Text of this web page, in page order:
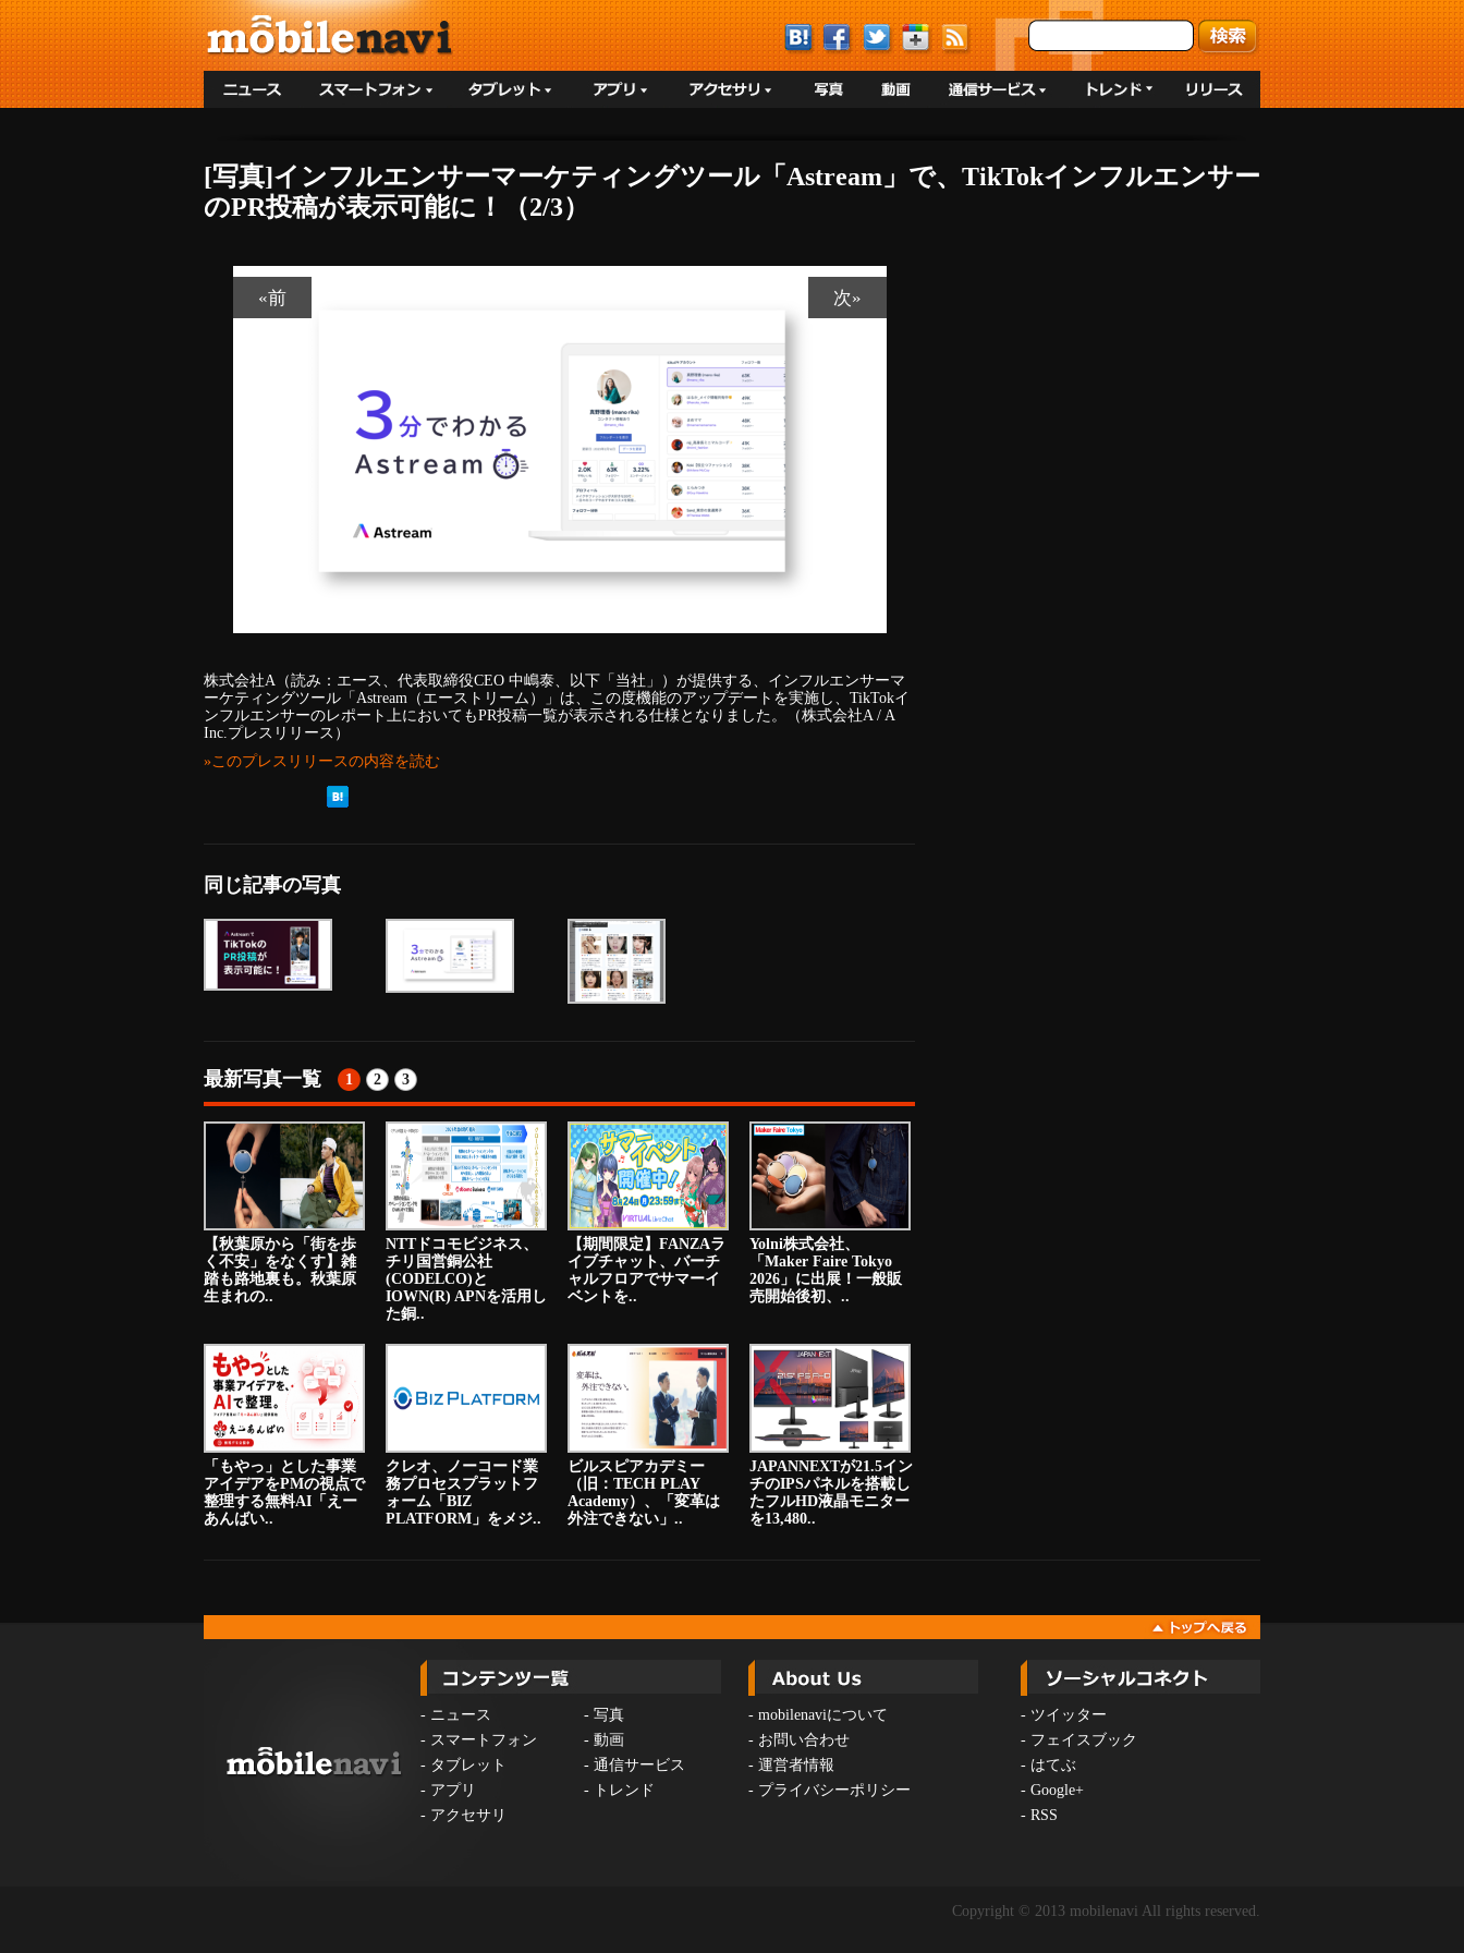
[写真]インフルエンサーマーケティングツール「Astream」で、TikTokインフルエンサー
のPR投稿が表示可能に！（2/3）
«前 次»
株式会社A（読み：エース、代表取締役CEO 中嶋泰、以下「当社」）が提供する、インフルエンサーマ
ーケティングツール「Astream（エーストリーム）」は、この度機能のアップデートを実施し、TikTokイ
ンフルエンサーのレポート上においてもPR投稿一覧が表示される仕様となりました。（株式会社A / A
Inc.プレスリリース）
»このプレスリリースの内容を読む
同じ記事の写真
最新写真一覧 1 2 3
【秋葉原から「街を歩
く不安」をなくす】雑
踏も路地裏も。秋葉原
生まれの..
NTTドコモビジネス、
チリ国営銅公社
(CODELCO)と
IOWN(R) APNを活用し
た銅..
【期間限定】FANZAラ
イブチャット、バーチ
ャルフロアでサマーイ
ベントを..
Yolni株式会社、
「Maker Faire Tokyo
2026」に出展！一般販
売開始後初、..
「もやっ」とした事業
アイデアをPMの視点で
整理する無料AI「えー
あんばい..
クレオ、ノーコード業
務プロセスプラットフ
ォーム「BIZ
PLATFORM」をメジ..
ビルスピアカデミー
（旧：TECH PLAY
Academy）、「変革は
外注できない」..
JAPANNEXTが21.5イン
チのIPSパネルを搭載し
たフルHD液晶モニター
を13,480..
- ニュース - 写真
- スマートフォン - 動画
- タブレット - 通信サービス
- アプリ -
トレンド
- アクセサリ
- mobilenaviについて
- お問い合わせ
- 運営者情報
- プライバシーポリシー
- ツイッター
- フェイスブック
- はてぶ
- Google+
- RSS
Copyright © 2013 mobilenavi All rights reserved.